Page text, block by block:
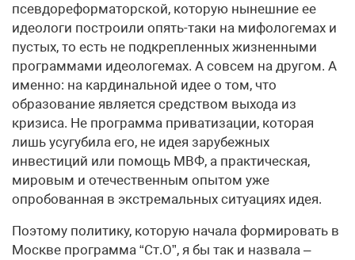
псевдореформаторской, которую нынешние ее
идеологи построили опять-таки на мифологемах и
пустых, то есть не подкрепленных жизненными
программами идеологемах. А совсем на другом. А
именно: на кардинальной идее о том, что
образование является средством выхода из
кризиса. Не программа приватизации, которая
лишь усугубила его, не идея зарубежных
инвестиций или помощь МВФ, а практическая,
мировым и отечественным опытом уже
опробованная в экстремальных ситуациях идея.
Поэтому политику, которую начала формировать в
Москве программа “Ст.О”, я бы так и назвала –